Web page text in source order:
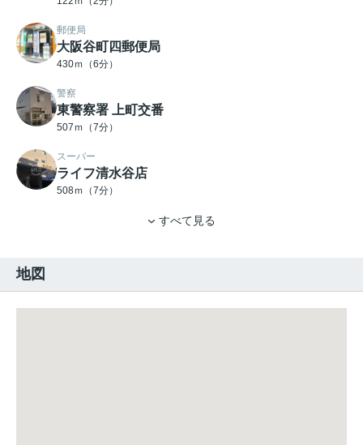
郵便局
大阪谷町四郵便局
430ｍ（6分）
警察
東警察署 上町交番
507ｍ（7分）
スーパー
ライフ清水谷店
508ｍ（7分）
すべて見る
地図